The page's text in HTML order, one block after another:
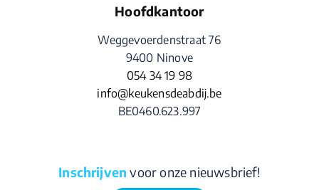
Inschrijven voor onze nieuwsbrief!
Hoofdkantoor
Weggevoerdenstraat 76
9400 Ninove
054 34 19 98
info@keukensdeabdij.be
BE0460.623.997